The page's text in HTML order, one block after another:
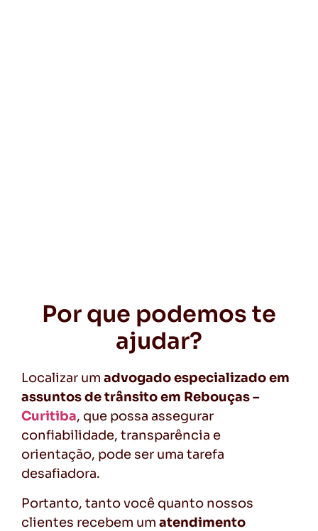
Por que podemos te
ajudar?
Localizar um advogado especializado em
assuntos de trânsito em Rebouças –
Curitiba, que possa assegurar
confiabilidade, transparência e
orientação, pode ser uma tarefa
desafiadora.
Portanto, tanto você quanto nossos
clientes recebem um atendimento